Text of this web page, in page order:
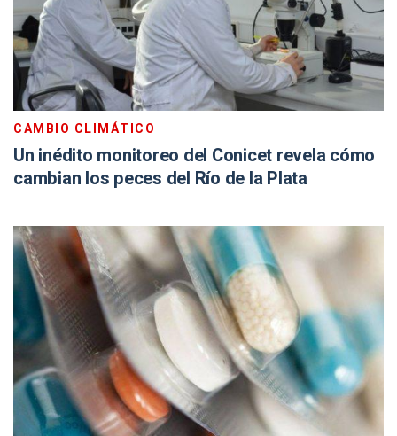
CAMBIO CLIMÁTICO
Un inédito monitoreo del Conicet revela cómo
cambian los peces del Río de la Plata